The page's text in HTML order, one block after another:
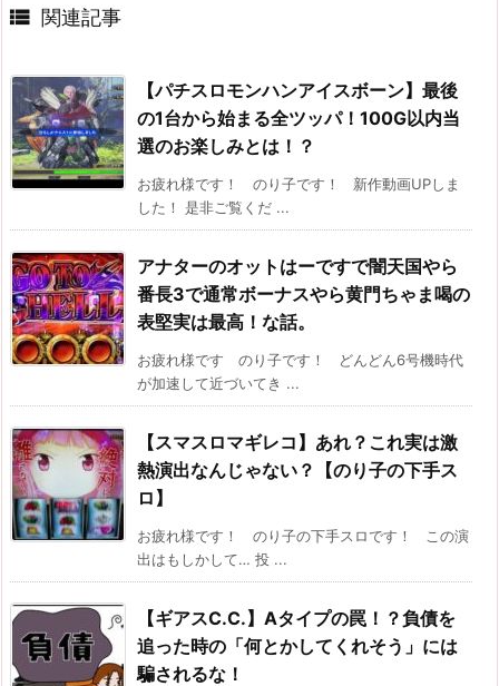
 関連記事
【パチスロモンハンアイスボーン】最後
の1台から始まる全ツッパ！100G以内当
選のお楽しみとは！？
お疲れ様です！ のり子です！ 新作動画UPしま
した！ 是非ご覧くだ ...
アナターのオットはーですで闇天国やら
番長3で通常ボーナスやら黄門ちゃま喝の
表堅実は最高！な話。
お疲れ様です のり子です！ どんどん6号機時代
が加速して近づいてき ...
【スマスロマギレコ】あれ？これ実は激
熱演出なんじゃない？【のり子の下手ス
ロ】
お疲れ様です！ のり子の下手スロです！ この演
出はもしかして… 投 ...
【ギアスC.C.】Aタイプの罠！？負債を
追った時の「何とかしてくれそう」には
騙されるな！